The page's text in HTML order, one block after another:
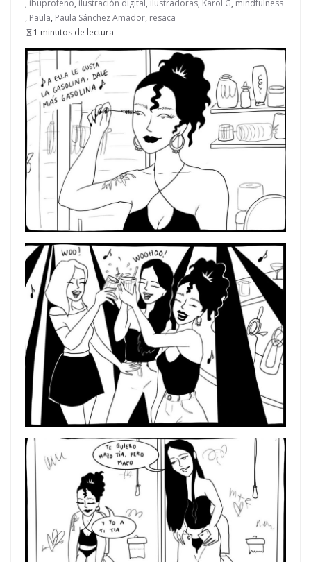
, ibuprofeno, ilustración digital, ilustradoras, Karol G, mindfulness
, Paula, Paula Sánchez Amador, resaca
1 minutos de lectura